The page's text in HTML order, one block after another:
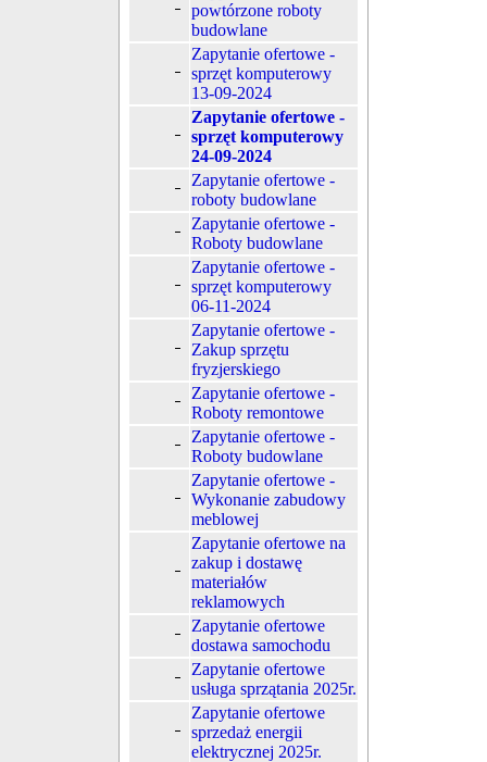
powtórzone roboty
budowlane
Zapytanie ofertowe -
sprzęt komputerowy
13-09-2024
Zapytanie ofertowe -
sprzęt komputerowy
24-09-2024
Zapytanie ofertowe -
roboty budowlane
Zapytanie ofertowe -
Roboty budowlane
Zapytanie ofertowe -
sprzęt komputerowy
06-11-2024
Zapytanie ofertowe -
Zakup sprzętu
fryzjerskiego
Zapytanie ofertowe -
Roboty remontowe
Zapytanie ofertowe -
Roboty budowlane
Zapytanie ofertowe -
Wykonanie zabudowy
meblowej
Zapytanie ofertowe na
zakup i dostawę
materiałów
reklamowych
Zapytanie ofertowe
dostawa samochodu
Zapytanie ofertowe
usługa sprzątania 2025r.
Zapytanie ofertowe
sprzedaż energii
elektrycznej 2025r.